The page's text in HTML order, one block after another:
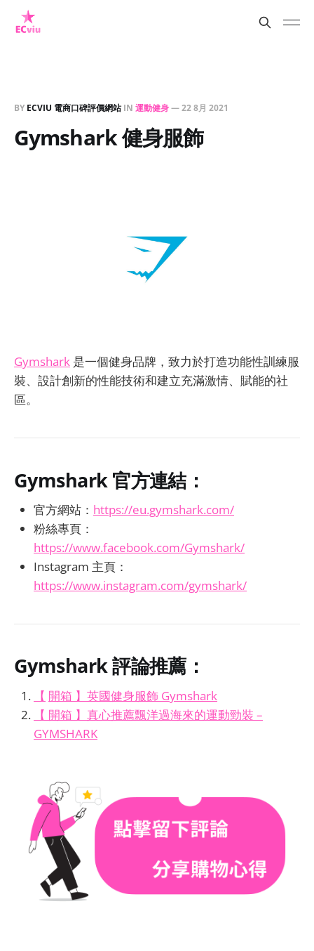
BY ECVIU 電商口碑評價網站IN 運動健身—22 8月 2021
Gymshark 健身服飾
Gymshark 是一個健身品牌，致力於打造功能性訓練服
裝、設計創新的性能技術和建立充滿激情、賦能的社
區。
Gymshark官方連結：
官方網站： https://eu.gymshark.com/
粉絲專頁：
https://www.facebook.com/Gymshark/
Instagram 主頁：
https://www.instagram.com/gymshark/
Gymshark評論推薦：
【 開箱 】英國健身服飾 Gymshark
【 開箱 】真心推薦飄洋過海來的運動勁裝 –
GYMSHARK